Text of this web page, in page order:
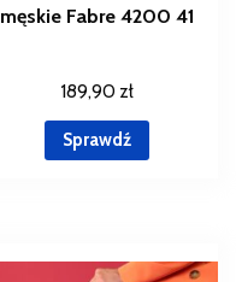
męskie Fabre 4200 41
189,90 zł
Sprawdź